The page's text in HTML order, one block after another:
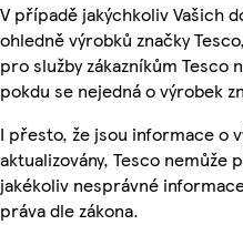
V případě jakýchkoliv Vašich
ohledně výrobků značky
pro služby zákazníkům Tesco
pokdu se nejedná o výrobek
I přesto, že jsou informace o
aktualizovány, Tesco
jakékoliv nesprávné
práva dle zákona.